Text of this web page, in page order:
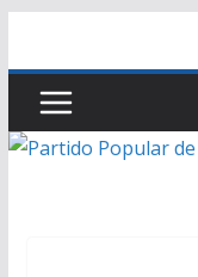
contenido